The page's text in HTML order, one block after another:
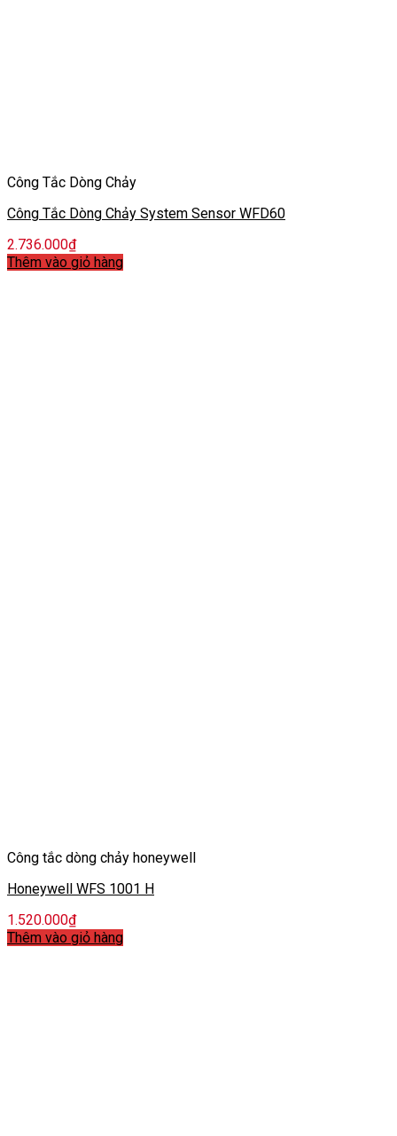
Công Tắc Dòng Chảy
Công Tắc Dòng Chảy System Sensor WFD60
2.736.000₫
Thêm vào giỏ hàng
Công tắc dòng chảy honeywell
Honeywell WFS 1001 H
1.520.000₫
Thêm vào giỏ hàng